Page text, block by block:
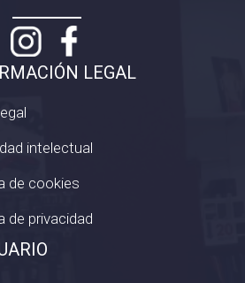
LEGAL
intelectual
de cookies
de privacidad